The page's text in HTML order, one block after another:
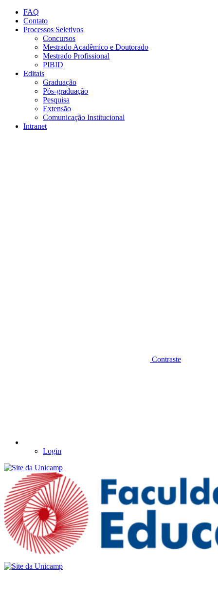
Conteúdo principal
FAQ
Contato
Processos Seletivos
Concursos
Mestrado Acadêmico e Doutorado
Mestrado Profissional
PIBID
Editais
Graduação
Pós-graduação
Pesquisa
Extensão
Comunicação Institucional
Intranet
Contraste
Login